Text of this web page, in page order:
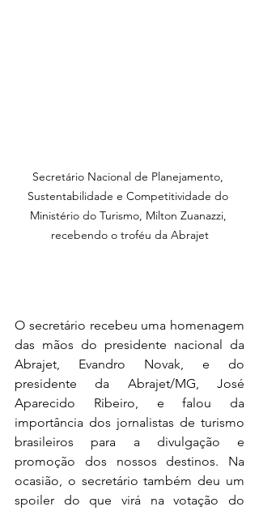
Secretário Nacional de Planejamento,
Sustentabilidade e Competitividade do
Ministério do Turismo, Milton Zuanazzi,
recebendo o troféu da Abrajet
O secretário recebeu uma homenagem
das mãos do presidente nacional da
Abrajet, Evandro Novak, e do
presidente da Abrajet/MG, José
Aparecido Ribeiro, e falou da
importância dos jornalistas de turismo
brasileiros para a divulgação e
promoção dos nossos destinos. Na
ocasião, o secretário também deu um
spoiler do que virá na votação do